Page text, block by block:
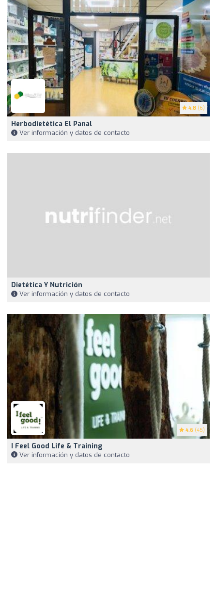
4.8 (6)
Herbodietética El Panal
Ver información y datos de contacto
Dietética Y Nutrición
Ver información y datos de contacto
4.6 (45)
I Feel Good Life & Training
Ver información y datos de contacto